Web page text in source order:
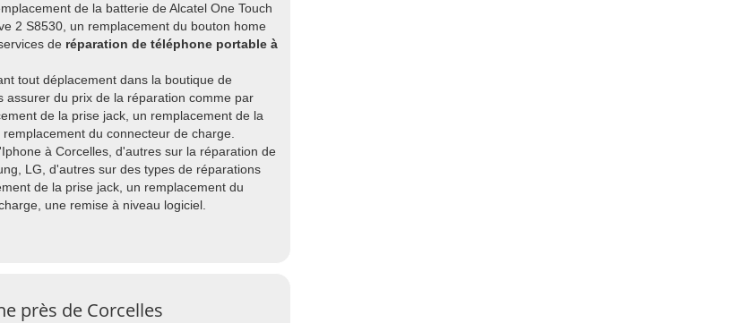
de la batterie de Alcatel One Touch
2 S8530, un remplacement du bouton home
de réparation de téléphone portable à
tout déplacement dans la boutique de
assurer du prix de la réparation comme par
de la prise jack, un remplacement de la
du connecteur de charge.
à Corcelles, d'autres sur la réparation de
LG, d'autres sur des types de réparations
de la prise jack, un remplacement du
une remise à niveau logiciel.
près de Corcelles